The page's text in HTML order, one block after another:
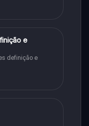
e
definição e